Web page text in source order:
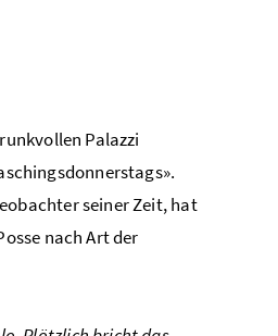
Palazzi
seiner Zeit, hat
nach Art der